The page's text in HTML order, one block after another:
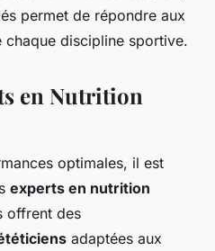
permet de répondre aux
discipline sportive.
en Nutrition
optimales, il est
experts en nutrition
offrent des
adaptées aux